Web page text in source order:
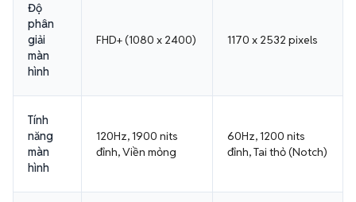
Độ
phân
giải
màn
hình
FHD+ (1080 x 2400) 1170 x 2532 pixels
Tính
năng
màn
hình
120Hz, 1900 nits
đỉnh, Viền mỏng
60Hz, 1200 nits
đỉnh, Tai thỏ (Notch)